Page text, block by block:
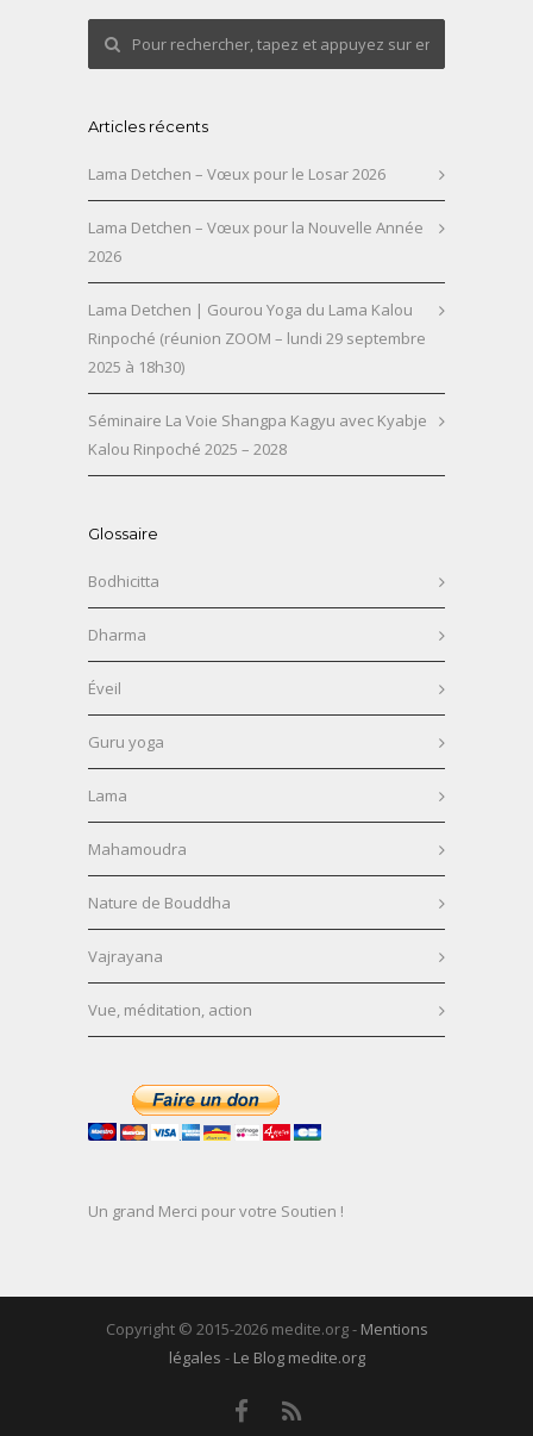
Articles récents
Lama Detchen – Vœux pour le Losar 2026
Lama Detchen – Vœux pour la Nouvelle Année
2026
Lama Detchen | Gourou Yoga du Lama Kalou
Rinpoché (réunion ZOOM – lundi 29 septembre
2025 à 18h30)
Séminaire La Voie Shangpa Kagyu avec Kyabje
Kalou Rinpoché 2025 – 2028
Glossaire
Bodhicitta
Dharma
Éveil
Guru yoga
Lama
Mahamoudra
Nature de Bouddha
Vajrayana
Vue, méditation, action
Un grand Merci pour votre Soutien !
Copyright © 2015-2026 medite.org - Mentions
légales - Le Blog medite.org